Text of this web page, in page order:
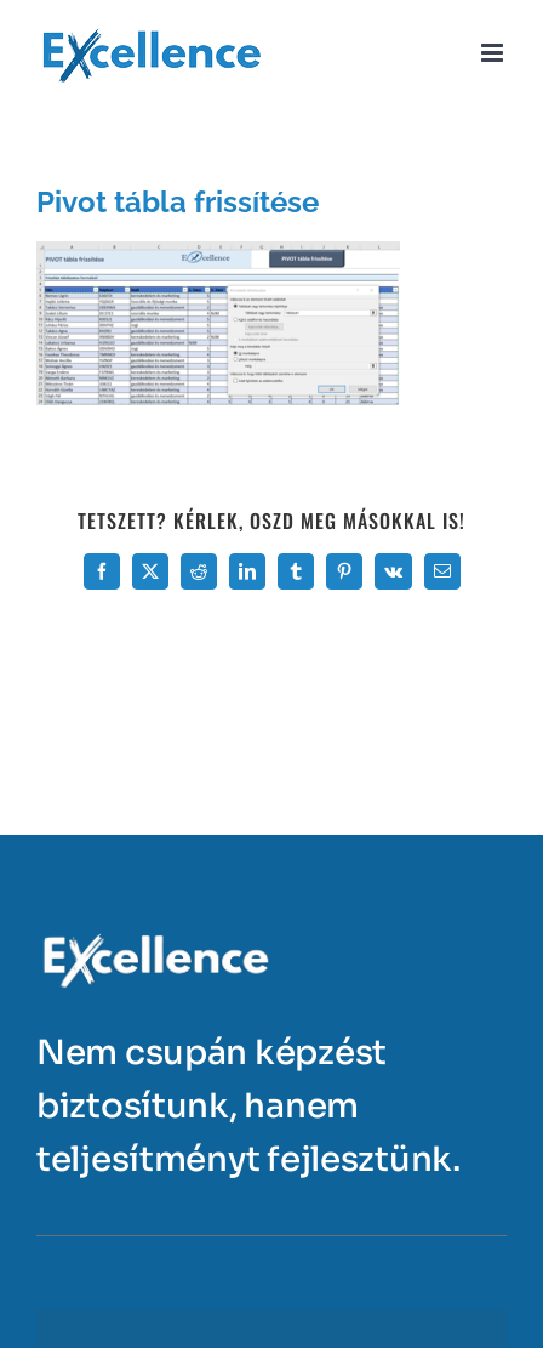
Pivot tábla frissítése
TETSZETT? KÉRLEK, OSZD MEG MÁSOKKAL IS!
Facebook
X Reddit LinkedInTumblrPinterest
Vk Email:
Nem csupán képzést
biztosítunk, hanem
teljesítményt fejlesztünk.